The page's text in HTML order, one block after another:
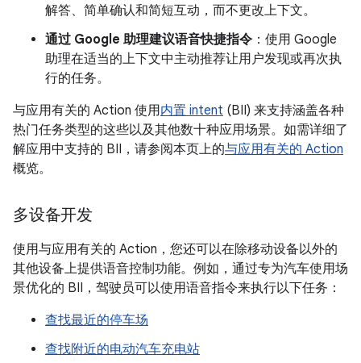
解答、简单确认和简短互动，而不更改上下文。
通过 Google 助理建议语音快捷指令 ：使用 Google
助理在适当的上下文中主动推荐让用户发现或再次执
行的任务。
与应用有关的 Action 使用内置 intent (BII) 来支持涵盖各种
热门任务类型的这些以及其他数十种应用场景。如需详细了
解应用中支持的 BII，请参阅本页上的与应用有关的 Action
概览。
多设备开发
使用与应用有关的 Action，您还可以在除移动设备以外的
其他设备上提供语音控制功能。例如，通过专为汽车使用场
景优化的 BII，驾驶员可以使用语音指令来执行以下任务：
查找最近的停车场
查找附近的电动汽车充电站